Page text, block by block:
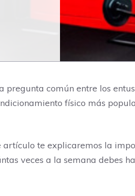
pregunta común entre los
físico más
artículo te explicaremos la
veces a la semana debes